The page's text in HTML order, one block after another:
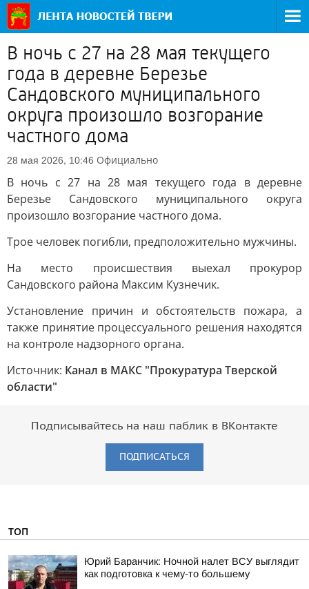
В ночь с 27 на 28 мая текущего
года в деревне Березье
Сандовского муниципального
округа произошло возгорание
частного дома
28 мая 2026, 10:46 Официально
В ночь с 27 на 28 мая текущего года в деревне
Березье Сандовского муниципального округа
произошло возгорание частного дома.
Трое человек погибли, предположительно мужчины.
На место происшествия выехал прокурор
Сандовского района Максим Кузнечик.
Установление причин и обстоятельств пожара, а
также принятие процессуального решения находятся
на контроле надзорного органа.
Источник: Канал в МАКС "Прокуратура Тверской
области"
Подписывайтесь на наш паблик в ВКонтакте
ПОДПИСАТЬСЯ
ТОП
Юрий Баранчик: Ночной налет ВСУ выглядит
как подготовка к чему-то большему